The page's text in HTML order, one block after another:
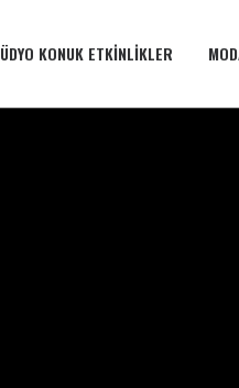
KONUK ETKINLIKLER